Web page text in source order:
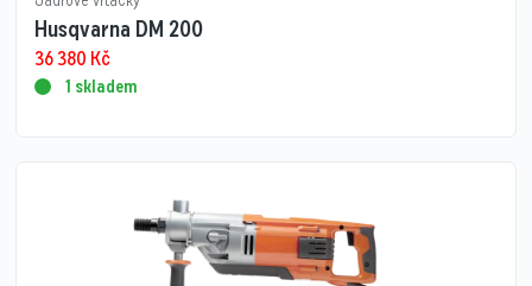
Husqvarna DM 200
36 380 Kč
1 skladem